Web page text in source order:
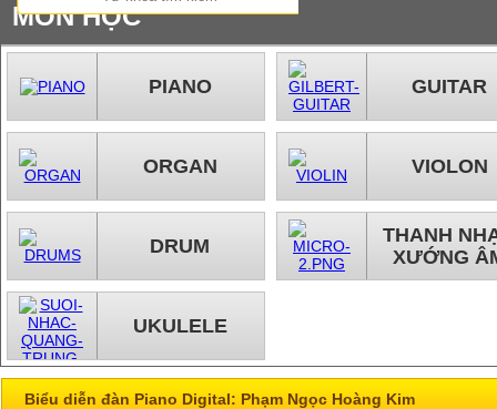
MÔN HỌC
PIANO GUITAR
ORGAN VIOLON
DRUM
THANH
XƯỚNG
UKULELE
Biểu diễn đàn Piano Digital: Phạm Ngọc Hoàng Kim